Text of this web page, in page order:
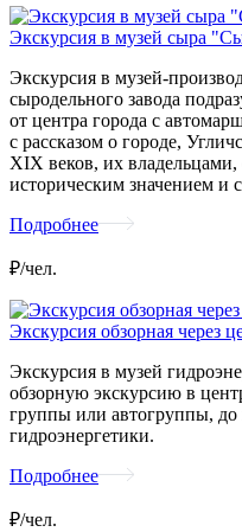
Экскурсия в музей сыра
Экскурсия в музей-
сыродельного завода
от центра города с
с рассказом о городе,
XIX веков, их
историческим значением и
Подробнее
₽/чел.
Экскурсия обзорная через
Экскурсия в музей
обзорную экскурсию в
группы или автогруппы, до
гидроэнергетики.
Подробнее
₽/чел.